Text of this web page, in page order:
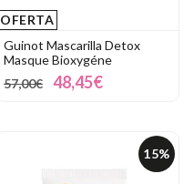
OFERTA
Guinot Mascarilla Detox
Masque Bioxygéne
57,00€
48,45€
15%